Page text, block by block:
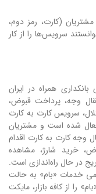
(کارت، رمز دوم،
سرویس‌ها را از کار
همراه در ایران
وجه، پرداخت قبوض،
سرویس کارت به کارت
فعال شده است و مشتریان
وجه کارت به کارت اقدام
خرید شارژ، مشاهده
در حال راه‌اندازی است.
خدمات «بام» به حالت
را از کافه بازار، مایکت